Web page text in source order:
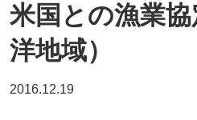
米国との漁業
洋地域）
2016.12.19